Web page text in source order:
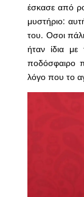
έσκασε από
μυστήριο:
του. Οσοι
ήταν ίδια
ποδόσφαιρο
λόγο που το